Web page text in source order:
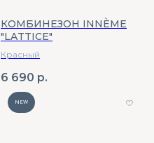
КОМБИНЕЗОН INNÈME
"LATTICE"
Красный
6 690 р.
NEW